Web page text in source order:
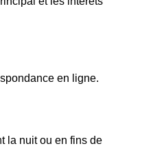
en ligne.
la nuit ou en fins de